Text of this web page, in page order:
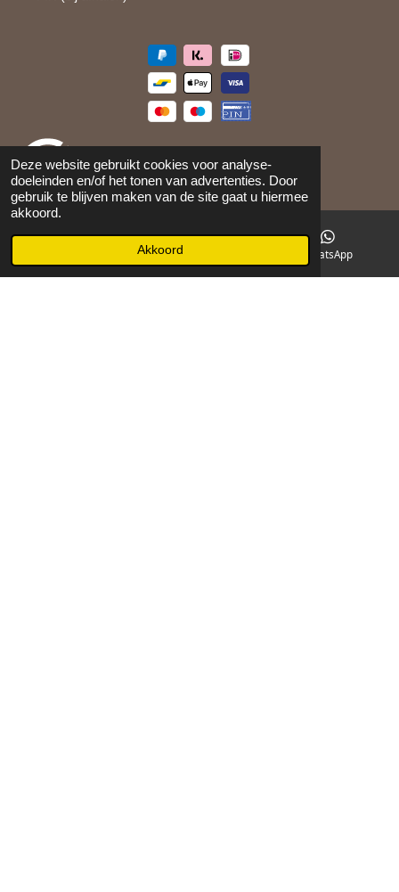
Deze website gebruikt cookies voor analyse-
doeleinden en/of het tonen van advertenties. Door
gebruik te blijven maken van de site gaat u hiermee
akkoord.
Akkoord
©2026Maison 105
Facebook WhatsApp